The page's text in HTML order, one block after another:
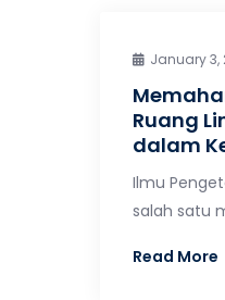
January 3,
Ruang
dalam
Ilmu
salah satu
Read More